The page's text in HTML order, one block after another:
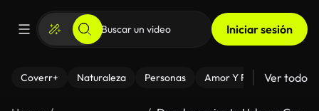
Iniciar sesión
Coverr+ Naturaleza Personas Amor Y Relaciones
Ver todo